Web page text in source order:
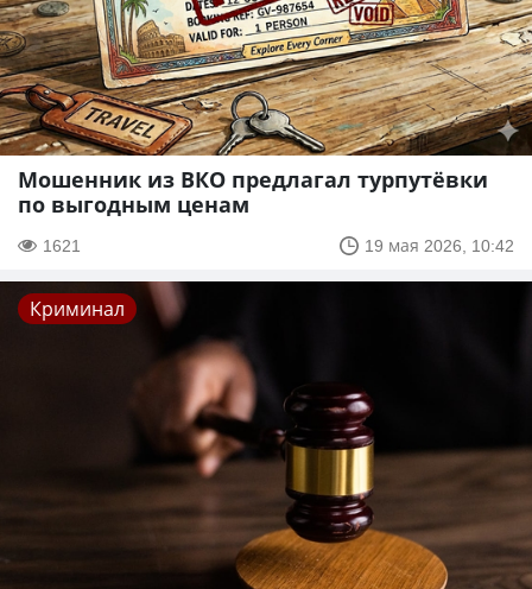
Мошенник из ВКО предлагал турпутёвки
по выгодным ценам
1621 19 мая 2026, 10:42
Криминал